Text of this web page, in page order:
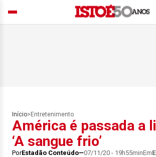
Início> Entretenimento
América é passada a
‘A sangue frio’
PorEstadão Conteúdo 07/11/20 - 19h55minEm